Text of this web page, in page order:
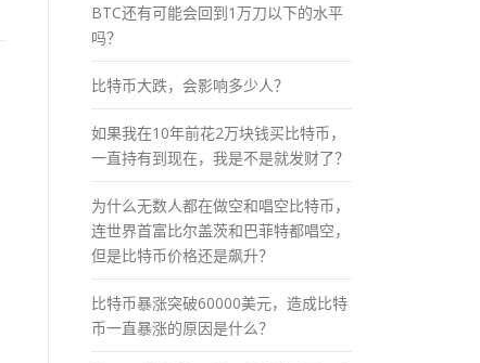
BTC还有可能会回到1万刀以下的水平
吗？
比特币大跌，会影响多少人？
如果我在10年前花2万块钱买比特币，
一直持有到现在，我是不是就发财了？
为什么无数人都在做空和唱空比特币，
连世界首富比尔盖茨和巴菲特都唱空，
但是比特币价格还是飙升？
比特币暴涨突破60000美元，造成比特
币一直暴涨的原因是什么？